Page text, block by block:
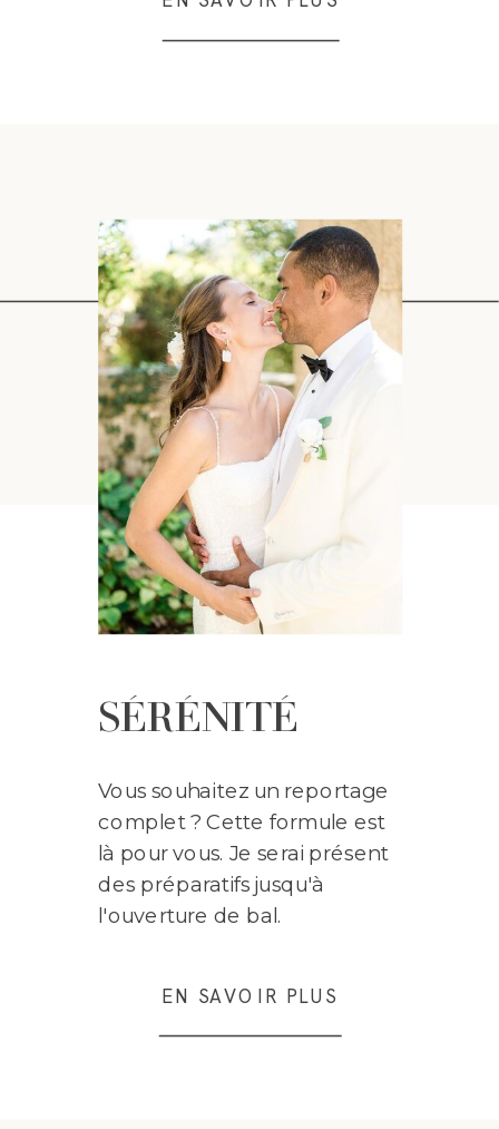
EN SAVOIR PLUS
Vous souhaitez un reportage
complet ? Cette formule est
là pour vous. Je serai présent
des préparatifs jusqu'à
l'ouverture de bal.
SÉRÉNITÉ